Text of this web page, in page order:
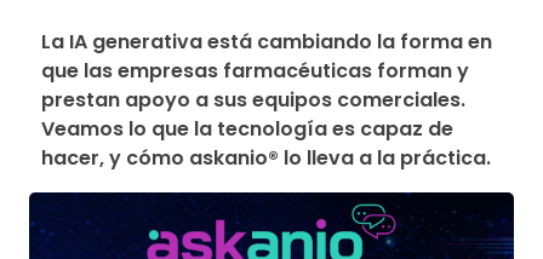
La IA generativa está cambiando la forma en
que las empresas farmacéuticas forman y
prestan apoyo a sus equipos comerciales.
Veamos lo que la tecnología es capaz de
hacer, y cómo askanio® lo lleva a la práctica.